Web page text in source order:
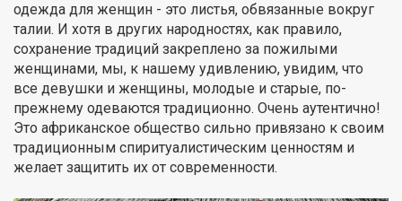
одежда для женщин - это листья, обвязанные вокруг
талии. И хотя в других народностях, как правило,
сохранение традиций закреплено за пожилыми
женщинами, мы, к нашему удивлению, увидим, что
все девушки и женщины, молодые и старые, по-
прежнему одеваются традиционно. Очень аутентично!
Это африканское общество сильно привязано к своим
традиционным спиритуалистическим ценностям и
желает защитить их от современности.